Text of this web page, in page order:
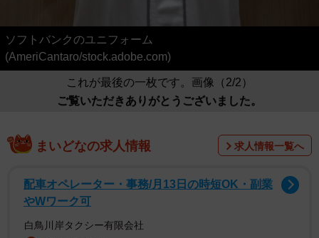
ソフトバンクのユニフォーム
(AmeriCantaro/stock.adobe.com)
これが最後の一枚です。画像（2/2）
ご覧いただきありがとうございました。
まいどなの求人情報 求人情報一覧へ
配車オペレーター・事務/月13日の時短OK・副業
やWワーク可
白鳥川岸タクシー有限会社